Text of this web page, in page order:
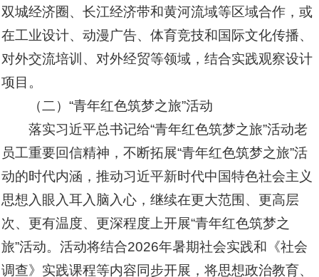
双城经济圈、长江经济带和黄河流域等区域合作，或
在工业设计、动漫广告、体育竞技和国际文化传播、
对外交流培训、对外经贸等领域，结合实践观察设计
项目。
（二）“青年红色筑梦之旅”活动
落实习近平总书记给“青年红色筑梦之旅”活动老
员工重要回信精神，不断拓展“青年红色筑梦之旅”活
动的时代内涵，推动习近平新时代中国特色社会主义
思想入眼入耳入脑入心，继续在更大范围、更高层
次、更有温度、更深程度上开展“青年红色筑梦之
旅”活动。活动将结合2026年暑期社会实践和《社会
调查》实践课程等内容同步开展，将思想政治教育、